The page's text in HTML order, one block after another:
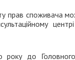
прав
року до